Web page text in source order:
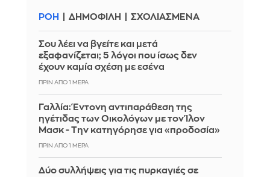
ΡΟΗ ΔΗΜΟΦΙΛΗ ΣΧΟΛΙΑΣΜΕΝΑ
Σου λέει να βγείτε και μετά
εξαφανίζεται; 5 λόγοι που ίσως δεν
έχουν καμία σχέση με εσένα
ΠΡΙΝ ΑΠΌ 1 ΜΈΡΑ
Γαλλία: Έντονη αντιπαράθεση της
ηγέτιδας των Οικολόγων με τον Ίλον
Μασκ - Την κατηγόρησε για «προδοσία»
ΠΡΙΝ ΑΠΌ 1 ΜΈΡΑ
Δύο συλλήψεις για τις πυρκαγιές σε